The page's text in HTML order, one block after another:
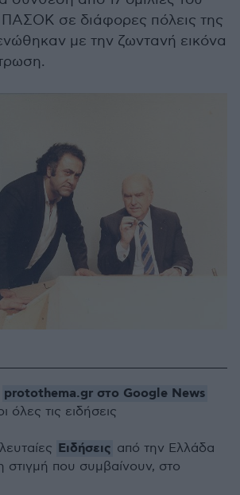
ΠΑΣΟΚ σε διάφορες πόλεις της
με την ζωντανή εικόνα
protothema.gr στο Google News
όλες τις ειδήσεις
Ειδήσεις από την Ελλάδα
στιγμή που συμβαίνουν, στο